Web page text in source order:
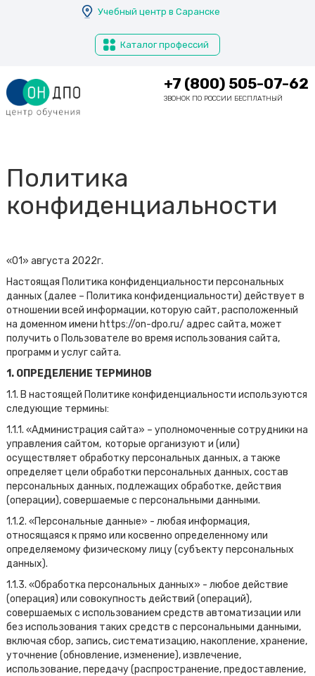
Учебный центр в Саранске
Каталог профессий
+7 (800) 505-07-62
ЗВОНОК ПО РОССИИ БЕСПЛАТНЫЙ
Политика
конфиденциальности
«01» августа 2022г.
Настоящая Политика конфиденциальности персональных
данных (далее – Политика конфиденциальности) действует в
отношении всей информации, которую сайт, расположенный
на доменном имени https://on-dpo.ru/ адрес сайта, может
получить о Пользователе во время использования сайта,
программ и услуг сайта.
1. ОПРЕДЕЛЕНИЕ ТЕРМИНОВ
1.1. В настоящей Политике конфиденциальности используются
следующие термины:
1.1.1. «Администрация сайта» – уполномоченные сотрудники на
управления сайтом, которые организуют и (или)
осуществляет обработку персональных данных, а также
определяет цели обработки персональных данных, состав
персональных данных, подлежащих обработке, действия
(операции), совершаемые с персональными данными.
1.1.2. «Персональные данные» - любая информация,
относящаяся к прямо или косвенно определенному или
определяемому физическому лицу (субъекту персональных
данных).
1.1.3. «Обработка персональных данных» - любое действие
(операция) или совокупность действий (операций),
совершаемых с использованием средств автоматизации или
без использования таких средств с персональными данными,
включая сбор, запись, систематизацию, накопление, хранение,
уточнение (обновление, изменение), извлечение,
использование, передачу (распространение, предоставление,